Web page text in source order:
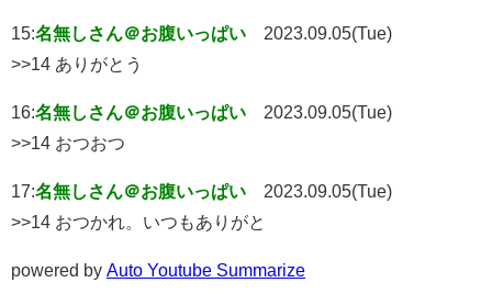
15:名無しさん＠お腹いっぱい
2023.09.05(Tue)
>>14 ありがとう
16:名無しさん＠お腹いっぱい
2023.09.05(Tue)
>>14 おつおつ
17:名無しさん＠お腹いっぱい
2023.09.05(Tue)
>>14 おつかれ。いつもありがと
powered by Auto Youtube Summarize